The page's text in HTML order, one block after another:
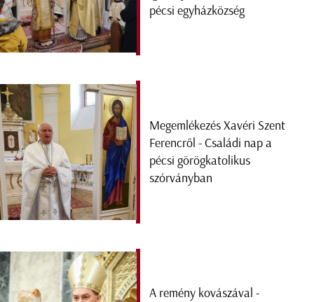
pécsi egyházközség
Megemlékezés Xavéri Szent
Ferencről - Családi nap a
pécsi görögkatolikus
szórványban
A remény kovászával -